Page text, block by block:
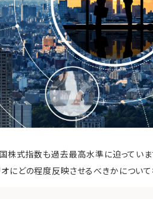
式指数も過去最高水準に迫っていま
にどの程度反映させるべきかについ